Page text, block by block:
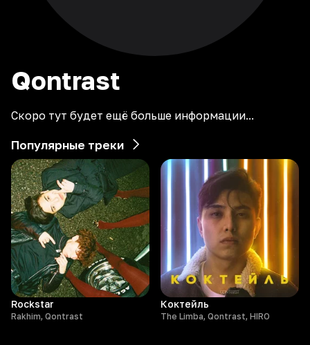
Qontrast
Скоро тут будет ещё больше информации...
Популярные треки
Rockstar
Rakhim, Qontrast
Коктейль
The Limba, Qontrast, HIRO